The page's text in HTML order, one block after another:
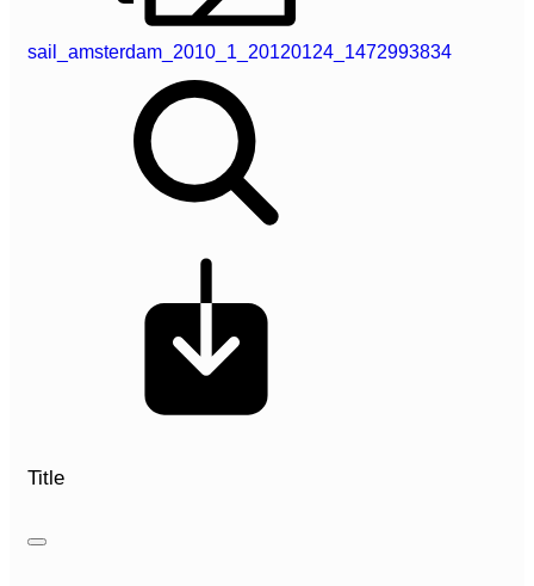
sail_amsterdam_2010_1_20120124_1472993834
Title